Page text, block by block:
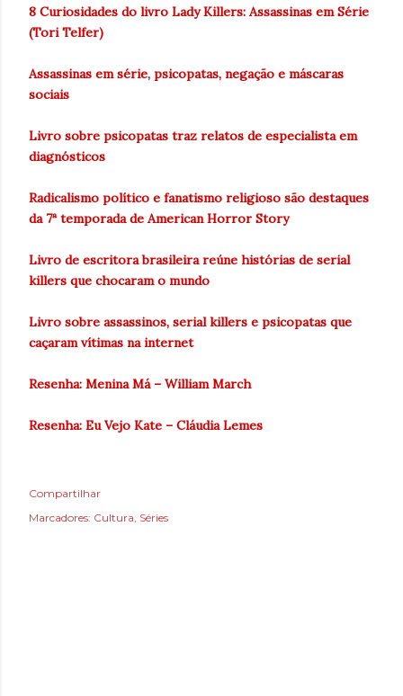
8 Curiosidades do livro Lady Killers: Assassinas em Série
(Tori Telfer)
Assassinas em série, psicopatas, negação e máscaras
sociais
Livro sobre psicopatas traz relatos de especialista em
diagnósticos
Radicalismo político e fanatismo religioso são destaques
da 7ª temporada de American Horror Story
Livro de escritora brasileira reúne histórias de serial
killers que chocaram o mundo
Livro sobre assassinos, serial killers e psicopatas que
caçaram vítimas na internet
Resenha: Menina Má – William March
Resenha: Eu Vejo Kate – Cláudia Lemes
Compartilhar
Marcadores: Cultura Séries